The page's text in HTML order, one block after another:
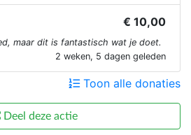
€ 10,00
maar dit is fantastisch wat je doet.
2 weken, 5 dagen geleden
Toon alle donaties
Deel deze actie